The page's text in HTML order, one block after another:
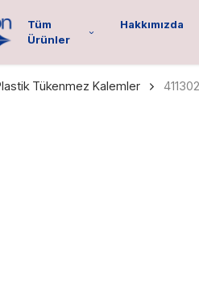
Tüm
Ürünler
Hakkımızda
Tükenmez Kalemler